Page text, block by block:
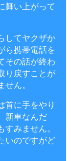
舞い上がって
してヤクザか
ら携帯電話を
その話が終わ
り戻すことが
ん。
首に手をやり
新車なんだ
みません。
いのですがど